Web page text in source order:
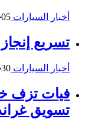
أخبار السيارات 05
تسريع
أخبار السيارات 30
فيات تزف
تسويق